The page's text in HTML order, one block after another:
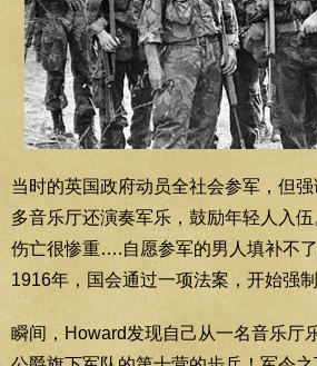
当时的英国政府动员全社会参军，但
多音乐厅还演奏军乐，鼓励年轻人入
伤亡很惨重….自愿参军的男人填补不
1916年，国会通过一项法案，开始强制
瞬间，Howard发现自己从一名音乐厅